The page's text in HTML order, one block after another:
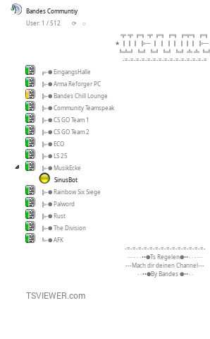
Bandes Communtiy
User: 1 / 512
⟳
◌
╦ ╦ ╔╗ ╦ ╔╗ ╔╗ ╔╦╗ ╔╗
★ ║║║ ╠─ ║ ║ ║║ ║║║ ╠─
╚╩╝ ╚╝ ╚╝ ╚╝ ╚╝ ╩ ╩ ╚╝
-=-=-=-=-=-=-=-=-=-=-=-=-=-=-=
╔-● EingangsHalle
╠-● Arma Reforger PC
╠-● Bandes Chill Lounge
╠-● Community Teamspeak
╠-● CS GO Team 1
╠-● CS GO Team 2
╠-● ECO
╠-● LS 25
╠-● MusikEcke
SinusBot
╠-● Rainbow Six Siege
╠-● Palword
╠-● Rust
╠-● The Division
╚-● AFK
-=-=-=-=-=-=-=-=-=-=-=-=-=-=-
····٠٠٠••●Ts Regelen●••٠٠٠····
---Mach dir deinen Channel---
٠٠••●By Bandes ●••٠٠